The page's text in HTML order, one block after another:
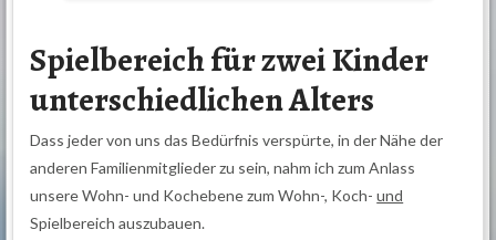
Spielbereich für zwei Kinder
unterschiedlichen Alters
Dass jeder von uns das Bedürfnis verspürte, in der Nähe der
anderen Familienmitglieder zu sein, nahm ich zum Anlass
unsere Wohn- und Kochebene zum Wohn-, Koch-und
Spielbereich auszubauen.